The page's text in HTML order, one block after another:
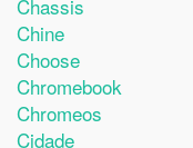
Chassis
Chine
Choose
Chromebook
Chromeos
Cidade